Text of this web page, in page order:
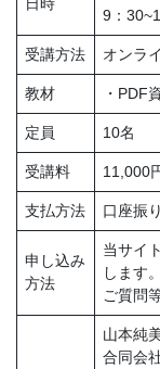
9：
受講方法 オンラ
教材 ・PDF
定員 10名
受講料 11,000
支払方法 口座振
申し込み
方法
当サイ
します。
ご質問
山本純
合同会